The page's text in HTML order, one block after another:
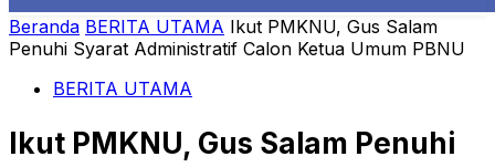
Beranda BERITA UTAMA Ikut PMKNU, Gus Salam
Penuhi Syarat Administratif Calon Ketua Umum PBNU
BERITA UTAMA
Ikut PMKNU, Gus Salam Penuhi